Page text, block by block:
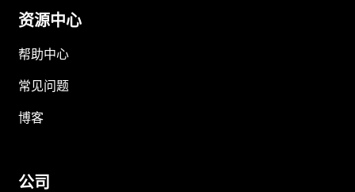
资源中心
帮助中心
常见问题
博客
公司